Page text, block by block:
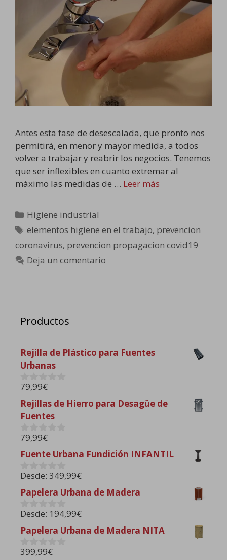
Antes esta fase de desescalada, que pronto nos
permitirá, en menor y mayor medida, a todos
volver a trabajar y reabrir los negocios. Tenemos
que ser inflexibles en cuanto extremar al
máximo las medidas de … Leer más
Categorías
Higiene industrial
Etiquetas
elementos higiene en el trabajo, prevencion
coronavirus, prevencion propagacion covid19
Deja un comentario
Productos
Rejilla de Plástico para Fuentes
Urbanas
0
e
5
79,99€
Rejillas de Hierro para Desagüe de
Fuentes
0
e
79,99€
Fuente Urbana Fundición INFANTIL
0
e
Desde: 349,99€
Papelera Urbana de Madera
0
e
Desde: 194,99€
Papelera Urbana de Madera NITA
0
399,99€